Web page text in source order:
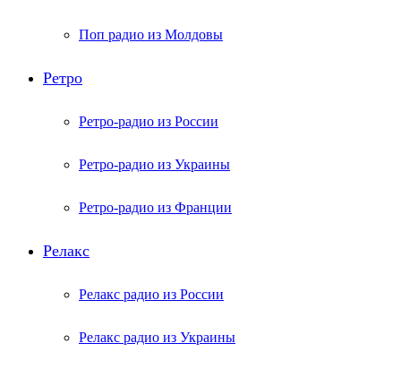
Поп радио из Молдовы
Ретро
Ретро-радио из России
Ретро-радио из Украины
Ретро-радио из Франции
Релакс
Релакс радио из России
Релакс радио из Украины